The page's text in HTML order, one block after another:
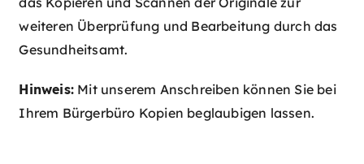
weiteren Überprüfung und Bearbeitung durch das
Gesundheitsamt.
Hinweis: Mit unserem Anschreiben können Sie bei
Ihrem Bürgerbüro Kopien beglaubigen lassen.